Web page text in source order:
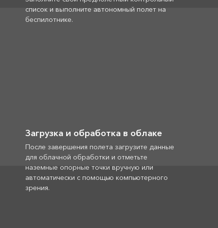
список и выполните автономный полет на
беспилотнике.
Загрузка и обработка в облаке
После завершения полета загрузите данные
для облачной обработки и отметьте
наземные опорные точки вручную или
автоматически с помощью компьютерного
зрения.